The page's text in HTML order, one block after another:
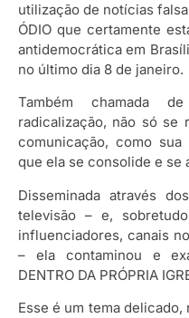
utilização de notícias
ÓDIO que certamente
antidemocrática em
no último dia 8 de janeiro.
Também chamada de
radicalização, não só
comunicação, como
que ela se consolide e se
Disseminada através
televisão – e,
influenciadores, canais
– ela contaminou e
DENTRO DA PRÓPRIA
Esse é um tema